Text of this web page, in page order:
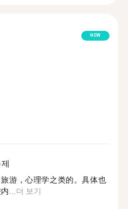
NEW
游，心理学之类的。具体也
...더 보기